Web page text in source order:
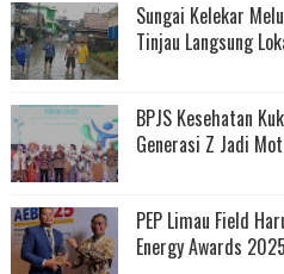
Sungai Kelekar
Tinjau Langsung
BPJS Kesehatan
Generasi Z Jadi
PEP Limau Field
Energy Awards 2025